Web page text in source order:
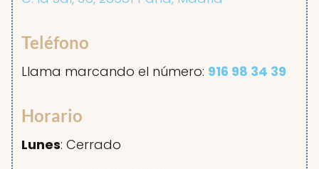
Teléfono
Llama marcando el número: 916 98 34 39
Horario
Lunes: Cerrado